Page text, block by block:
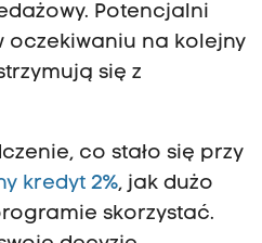
Potencjalni
oczekiwaniu na kolejny
się z
co stało się przy
kredyt 2%, jak dużo
skorzystać.